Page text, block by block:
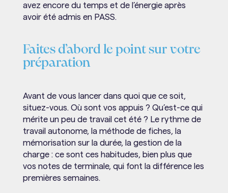
avez encore du temps et de l’énergie après
avoir été admis en PASS.
Faites d’abord le point sur votre
préparation
Avant de vous lancer dans quoi que ce soit,
situez-vous. Où sont vos appuis ? Qu’est-ce qui
mérite un peu de travail cet été ? Le rythme de
travail autonome, la méthode de fiches, la
mémorisation sur la durée, la gestion de la
charge : ce sont ces habitudes, bien plus que
vos notes de terminale, qui font la différence les
premières semaines.